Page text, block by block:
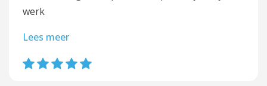
werk
Lees meer